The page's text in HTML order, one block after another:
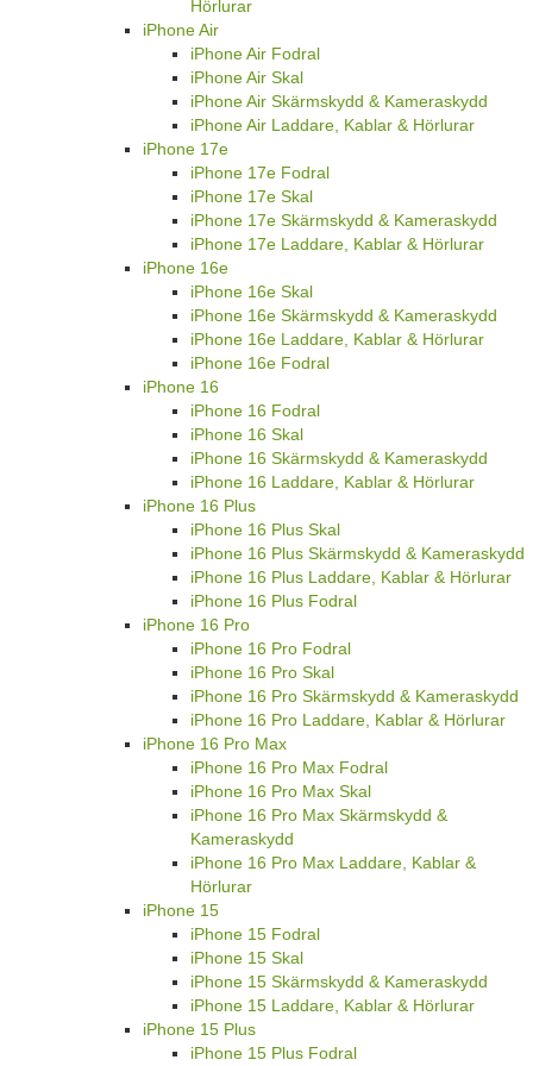
Hörlurar
iPhone Air
iPhone Air Fodral
iPhone Air Skal
iPhone Air Skärmskydd & Kameraskydd
iPhone Air Laddare, Kablar & Hörlurar
iPhone 17e
iPhone 17e Fodral
iPhone 17e Skal
iPhone 17e Skärmskydd & Kameraskydd
iPhone 17e Laddare, Kablar & Hörlurar
iPhone 16e
iPhone 16e Skal
iPhone 16e Skärmskydd & Kameraskydd
iPhone 16e Laddare, Kablar & Hörlurar
iPhone 16e Fodral
iPhone 16
iPhone 16 Fodral
iPhone 16 Skal
iPhone 16 Skärmskydd & Kameraskydd
iPhone 16 Laddare, Kablar & Hörlurar
iPhone 16 Plus
iPhone 16 Plus Skal
iPhone 16 Plus Skärmskydd & Kameraskydd
iPhone 16 Plus Laddare, Kablar & Hörlurar
iPhone 16 Plus Fodral
iPhone 16 Pro
iPhone 16 Pro Fodral
iPhone 16 Pro Skal
iPhone 16 Pro Skärmskydd & Kameraskydd
iPhone 16 Pro Laddare, Kablar & Hörlurar
iPhone 16 Pro Max
iPhone 16 Pro Max Fodral
iPhone 16 Pro Max Skal
iPhone 16 Pro Max Skärmskydd &
Kameraskydd
iPhone 16 Pro Max Laddare, Kablar &
Hörlurar
iPhone 15
iPhone 15 Fodral
iPhone 15 Skal
iPhone 15 Skärmskydd & Kameraskydd
iPhone 15 Laddare, Kablar & Hörlurar
iPhone 15 Plus
iPhone 15 Plus Fodral